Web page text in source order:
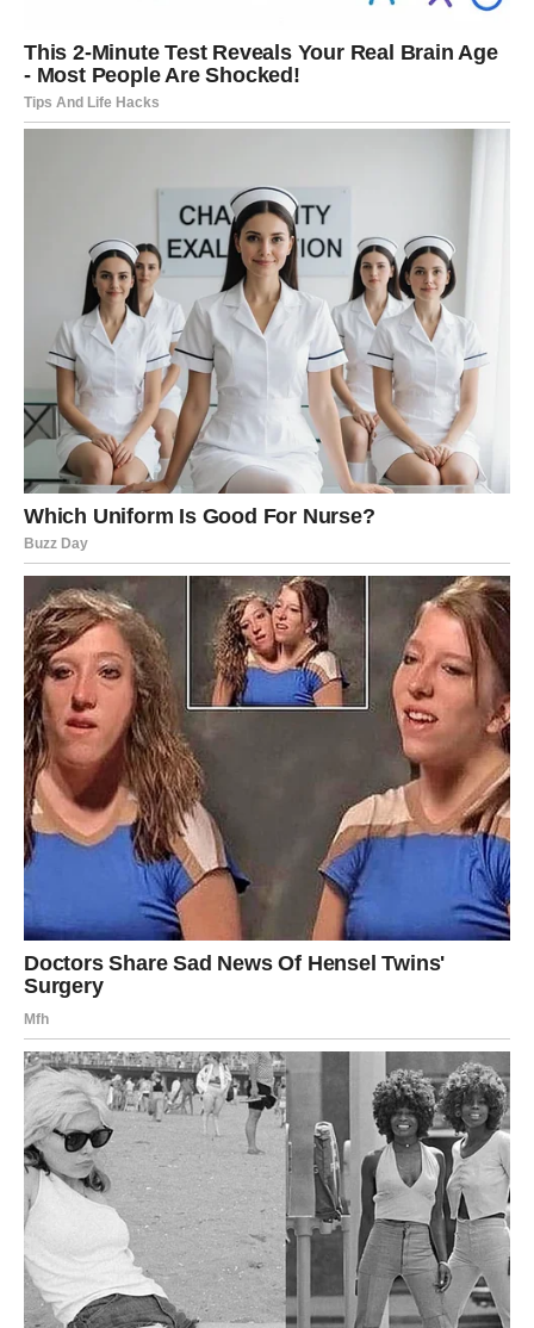
Vaga
Vage mogu imati zanimljive susrete tokom sredine
može biti važna u budućnosti, bilo poslovno ili emotivno.
Na poslovnom planu može se pojaviti dilema između dve
opcije. Vaša intuicija će vam pomoći da donesete pravu
odluku.
Škorpija
Škorpije ulaze u period u kojem će mnogo toga zavisiti od
njihove odlučnosti. Može se pojaviti prilika koja zahteva
hrabrost i spremnost na promenu.
U ljubavi je moguć vrlo iskren razgovor sa partnerom. Taj
razgovor može produbiti odnos i doneti više poverenja.
Strelac
Strelčevi u sredini sedmice mogu dobiti zanimljive vesti
ili poziv koji donosi promenu planova. Važno je da budete
otvoreni za nove mogućnosti.
Na emotivnom planu moguće je da ćete provesti više
vremena sa osobom koja vam donosi radost i inspiraciju.
Jarac
Jarčevi mogu osetiti potrebu da se fokusiraju na svoje
ciljeve. Sredina sedmice donosi priliku da završite nešto
što vam je dugo bilo važno.
U ljubavi je moguć ozbiljan razgovor o budućnosti
odnosa. Ako ste slobodni, možete upoznati osobu koja
ima slične životne vrednosti kao vi.